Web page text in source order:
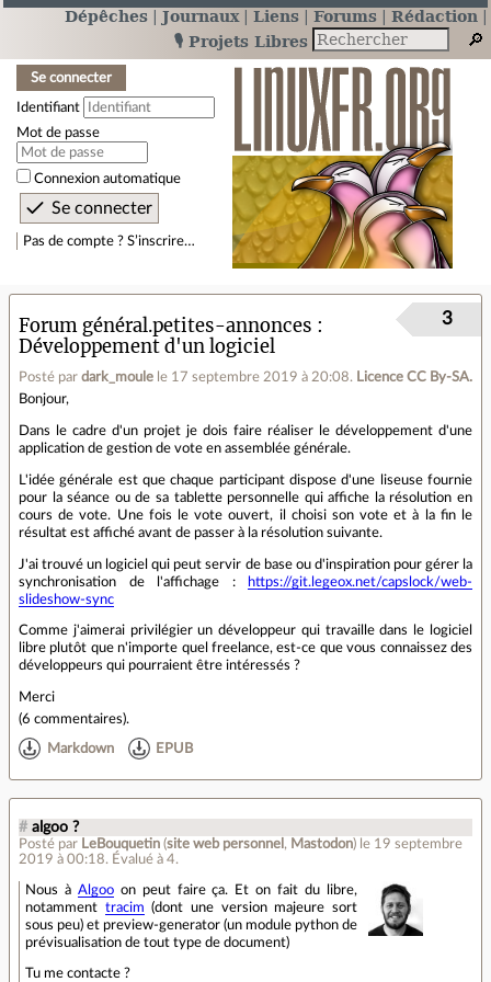
Dépêches Journaux Liens Forums
Rédaction
🎙️ Projets Libres
Se connecter
Identifiant
Mot de passe
Connexion automatique
Pas de compte ? S’inscrire…
Forum général.petites-annonces
Développement d'un logiciel
Posté par dark_moule le 17 septembre 2019 à 20:08. Licence CC By‑SA.
3
Bonjour,
Dans le cadre d'un projet je dois faire réaliser le développement d'une
application de gestion de vote en assemblée générale.
L'idée générale est que chaque participant dispose d'une liseuse fournie
pour la séance ou de sa tablette personnelle qui affiche la résolution en
cours de vote. Une fois le vote ouvert, il choisi son vote et à la fin le
résultat est affiché avant de passer à la résolution suivante.
J'ai trouvé un logiciel qui peut servir de base ou d'inspiration pour gérer la
synchronisation de l'affichage :
https://git.legeox.net/capslock/web-
slideshow-sync
Comme j'aimerai privilégier un développeur qui travaille dans le logiciel
libre plutôt que n'importe quel freelance, est-ce que vous connaissez des
développeurs qui pourraient être intéressés ?
Merci
(6 commentaires).
Markdown EPUB
# algoo ?
Posté par LeBouquetin (site web personnel , Mastodon) le 19 septembre
2019 à 00:18. Évalué à 4.
Nous à Algooon peut faire ça. Et on fait du libre,
notamment tracim (dont une version majeure sort
sous peu) et preview-generator (un module python de
prévisualisation de tout type de document)
Tu me contacte ?